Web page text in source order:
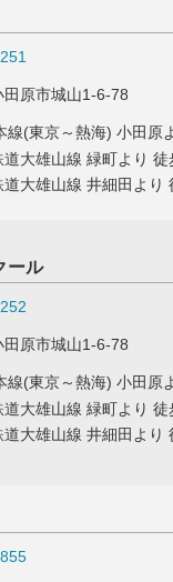
田原市城山1-6-78
線(東京～熱海) 小田原
道大雄山線 緑町より 徒
道大雄山線 井細田より
ール
田原市城山1-6-78
線(東京～熱海) 小田原
道大雄山線 緑町より 徒
道大雄山線 井細田より